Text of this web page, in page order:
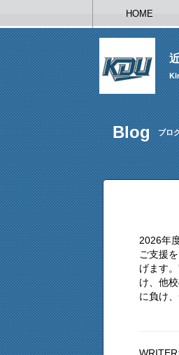
HOME
Blog ブロ
2026年
ご支援
げます
け、他
に負け